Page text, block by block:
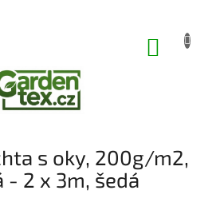
s oky, 200g/m2,
- 2 x 3m, šedá